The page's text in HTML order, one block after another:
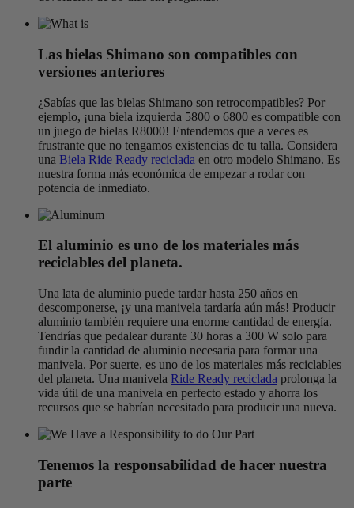
Las bielas Shimano son compatibles con
versiones anteriores
¿Sabías que las bielas Shimano son retrocompatibles? Por
ejemplo, ¡una biela izquierda 5800 o 6800 es compatible con
un juego de bielas R8000! Entendemos que a veces es
frustrante que no tengamos existencias de tu talla. Considera
una Biela Ride Ready reciclada en otro modelo Shimano. Es
nuestra forma más económica de empezar a rodar con
potencia de inmediato.
El aluminio es uno de los materiales más
reciclables del planeta.
Una lata de aluminio puede tardar hasta 250 años en
descomponerse, ¡y una manivela tardaría aún más! Producir
aluminio también requiere una enorme cantidad de energía.
Tendrías que pedalear durante 30 horas a 300 W solo para
fundir la cantidad de aluminio necesaria para formar una
manivela. Por suerte, es uno de los materiales más reciclables
del planeta. Una manivela Ride Ready reciclada prolonga la
vida útil de una manivela en perfecto estado y ahorra los
recursos que se habrían necesitado para producir una nueva.
Tenemos la responsabilidad de hacer nuestra
parte